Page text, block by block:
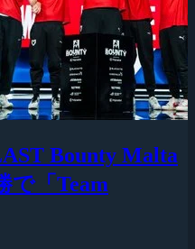
Bounty Malta
で「Team